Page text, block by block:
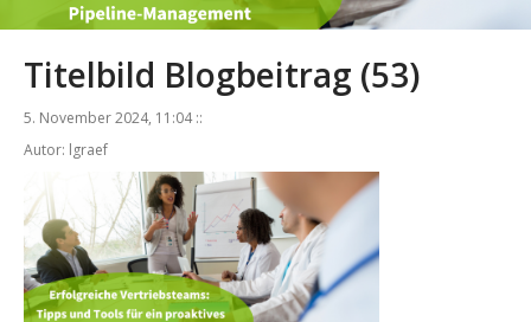
Titelbild Blogbeitrag (53)
5. November 2024, 11:04 ::
Autor: lgraef